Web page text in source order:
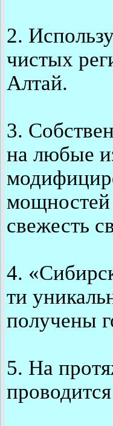
2.
чистых
Алтай.
3.
на любые
мощностей
свежесть
4.
ти
получены
5. На